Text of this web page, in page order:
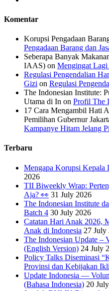
Komentar
Korupsi Pengadaan
Pengadaan Barang dan
Seberapa Banyak
IAAS) on Mengingat
Regulasi Pengendalian
Gizi on Regulasi
The Indonesian Institute:
Utama di In on Profil The
17 Cara Mengambil Hati
Pemilihan Gubernur
Kampanye Hitam Jelang
Terbaru
Mengapa Korupsi Kepala
2026
TII Biweekly Wrap:
Aja? 👀 31 July 2026
The Indonesian Institute
Batch 4 30 July 2026
Catatan Hari Anak 2026,
Anak di Indonesia 27 July
The Indonesian Update –
(English Version) 24 July
Policy Talks Diseminasi
Provinsi dan Kebijakan
Update Indonesia —
(Bahasa Indonesia) 20